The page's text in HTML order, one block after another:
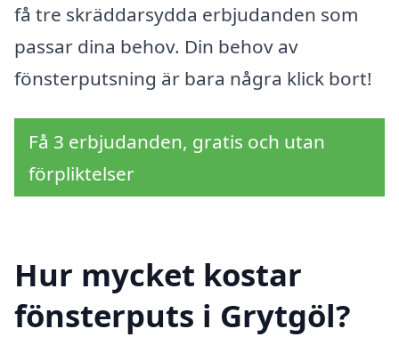
få tre skräddarsydda erbjudanden som
passar dina behov. Din behov av
fönsterputsning är bara några klick bort!
Få 3 erbjudanden, gratis och utan
förpliktelser
Hur mycket kostar
fönsterputs i Grytgöl?